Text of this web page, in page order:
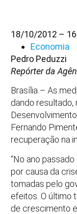
18/10/2012 –
Economia
Pedro Peduzzi
Repórter da
Brasília – As
dando resultado,
Fernando
recuperação na
“No ano
por causa da
tomadas pelo
efeitos. O último
de crescimento